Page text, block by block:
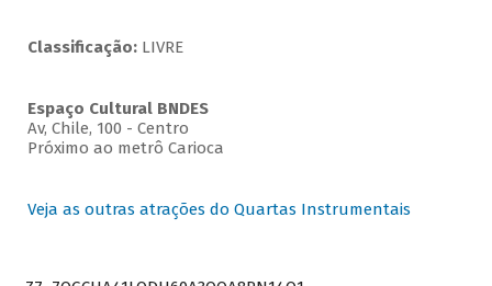
Classificação:LIVRE
Espaço Cultural BNDES
Av, Chile, 100 - Centro
Próximo ao metrô Carioca
Veja as outras atrações do Quartas Instrumentais